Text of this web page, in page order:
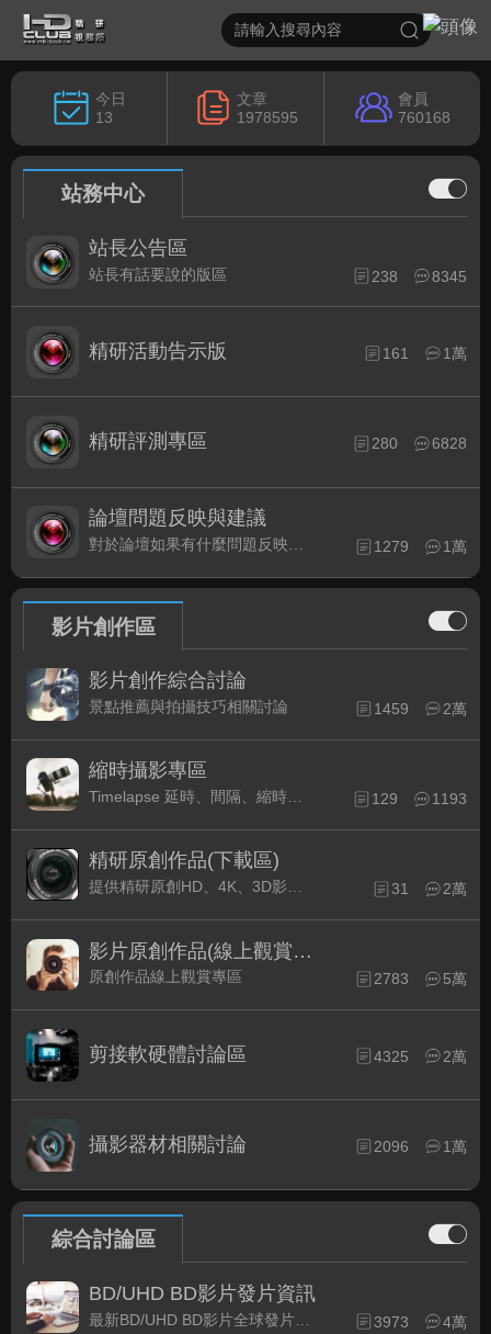
今日
13
文章
1978595
會員
760168
站務中心
站長公告區
站長有話要說的版區 238 8345
精研活動告示版 161 1萬
精研評測專區 280 6828
論壇問題反映與建議
對於論壇如果有什麼問題反映或是建議, 竭誠歡迎在這裡盡情發表 1279 1萬
影片創作區
影片創作綜合討論
景點推薦與拍攝技巧相關討論 1459 2萬
縮時攝影專區
129 1193
精研原創作品(下載區)
提供精研原創HD、4K、3D影片作品下載專區 31 2萬
影片原創作品(線上觀賞區)
原創作品線上觀賞專區 2783 5萬
剪接軟硬體討論區 4325 2萬
攝影器材相關討論 2096 1萬
綜合討論區
BD/UHD BD影片發片資訊
3973 4萬